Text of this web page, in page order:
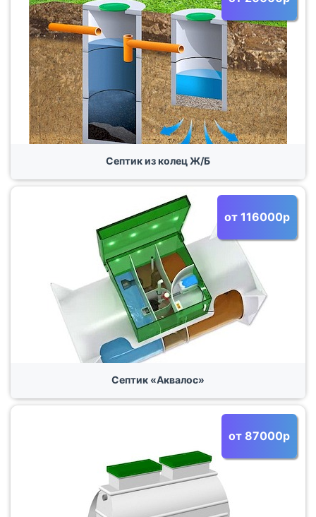
Септик из колец Ж/Б
от 116000р
Септик «Аквалос»
от 87000р